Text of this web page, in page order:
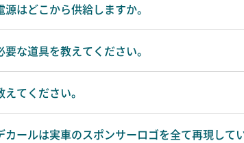
はどこから供給しますか。
な道具を教えてください。
てください。
ールは実車のスポンサーロゴを全て再現して